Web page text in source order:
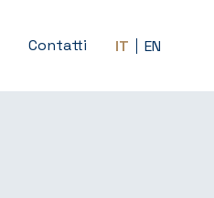
Contatti IT EN